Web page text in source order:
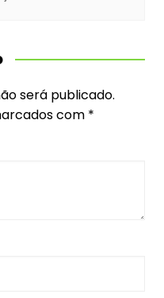
será publicado.
com *